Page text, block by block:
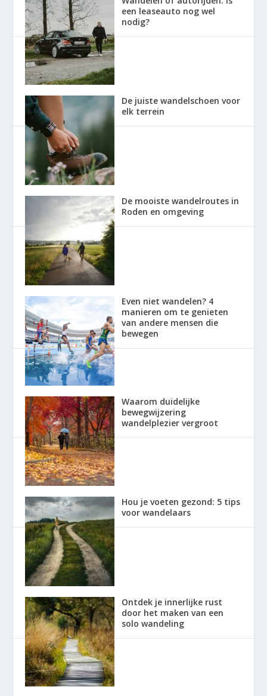
een leaseauto nog wel
nodig?
De juiste wandelschoen voor
elk terrein
De mooiste wandelroutes in
Roden en omgeving
Even niet wandelen? 4
manieren om te genieten
van andere mensen die
bewegen
Waarom duidelijke
bewegwijzering
wandelplezier vergroot
Hou je voeten gezond: 5 tips
voor wandelaars
Ontdek je innerlijke rust
door het maken van een
solo wandeling